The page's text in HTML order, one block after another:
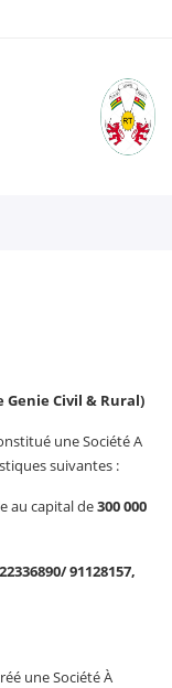
Genie Civil & Rural)
une Société A
suivantes :
au capital de300 000
22336890/ 91128157,
une Société À